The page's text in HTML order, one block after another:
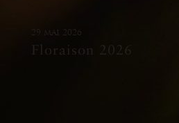
29 mai 2026
Floraison 2026